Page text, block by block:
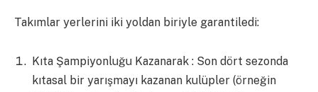
Takımlar yerlerini iki yoldan biriyle garantiledi:
Kıta Şampiyonluğu Kazanarak : Son dört sezonda
kıtasal bir yarışmayı kazanan kulüpler (örneğin